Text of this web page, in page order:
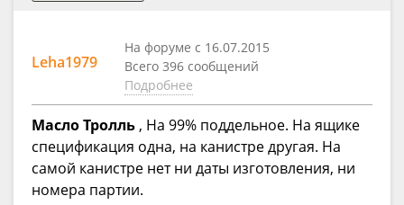
Leha1979
На форуме с 16.07.2015
Всего 396 сообщений
Подробнее
Масло Тролль , На 99% поддельное. На ящике
спецификация одна, на канистре другая. На
самой канистре нет ни даты изготовления, ни
номера партии.